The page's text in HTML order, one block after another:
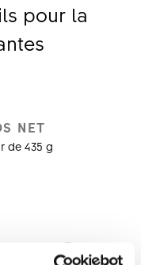
pour la
NET
de 435 g